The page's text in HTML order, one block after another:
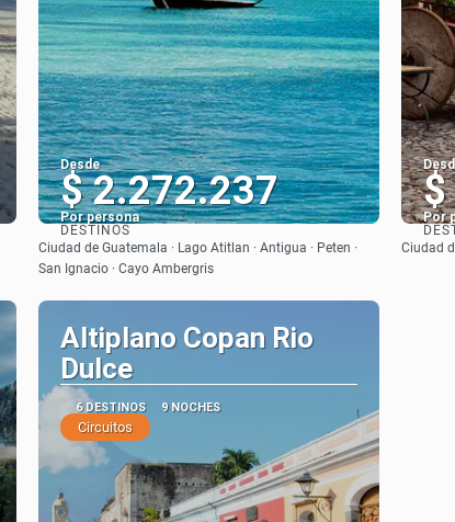
Desde
$ 2.272.237
Por persona
Ver
DESTINOS
Ciudad de Guatemala · Lago Atitlan · Antigua · Peten ·
San Ignacio · Cayo Ambergris
$
Por
Ciudad
Altiplano Copan Rio
Dulce
6 DESTINOS 9 NOCHES
Circuitos